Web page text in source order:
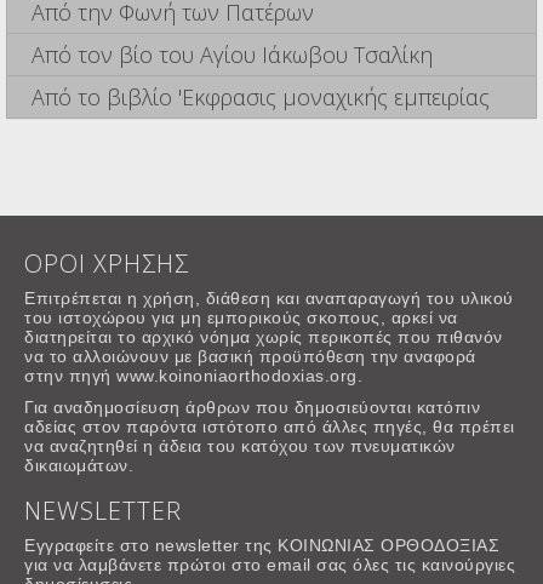
Από την Φωνή των Πατέρων
Από τον βίο του Αγίου Ιάκωβου Τσαλίκη
Από το βιβλίο 'Εκφρασις μοναχικής εμπειρίας
ΟΡΟΙ ΧΡΗΣΗΣ
Επιτρέπεται η χρήση, διάθεση και αναπαραγωγή του υλικού
του ιστοχώρου για μη εμπορικούς σκοπους, αρκεί να
διατηρείται το αρχικό νόημα χωρίς περικοπές που πιθανόν
να το αλλοιώνουν με βασική προϋπόθεση την αναφορά
στην πηγή www.koinoniaorthodoxias.org.
Για αναδημοσίευση άρθρων που δημοσιεύονται κατόπιν
αδείας στον παρόντα ιστότοπο από άλλες πηγές, θα πρέπει
να αναζητηθεί η άδεια του κατόχου των πνευματικών
δικαιωμάτων.
NEWSLETTER
Εγγραφείτε στο newsletter της ΚΟΙΝΩΝΙΑΣ ΟΡΘΟΔΟΞΙΑΣ
για να λαμβάνετε πρώτοι στο email σας όλες τις καινούργιες